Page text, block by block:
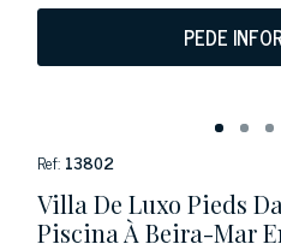
PEDE
Ref: 13802
Villa De Luxo Pieds
Piscina À Beira-Mar